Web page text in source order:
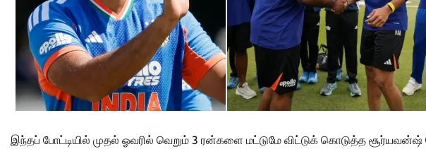
இந்தப் போட்டியில் முதல் ஓவரில் வெறும் 3 ரன்களை மட்டுமே விட்டுக் கொடுத்த